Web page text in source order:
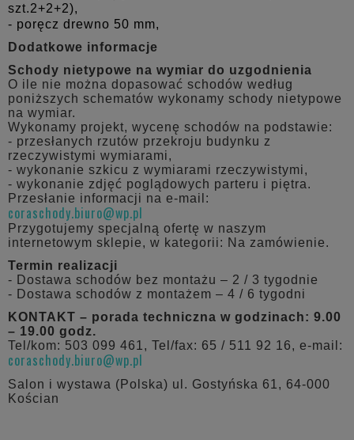
szt.2+2+2),
- poręcz drewno 50 mm,
Dodatkowe informacje
Schody nietypowe na wymiar do uzgodnienia
O ile nie można dopasować schodów według
poniższych schematów wykonamy schody nietypowe
na wymiar.
Wykonamy projekt, wycenę schodów na podstawie:
- przesłanych rzutów przekroju budynku z
rzeczywistymi wymiarami,
- wykonanie szkicu z wymiarami rzeczywistymi,
- wykonanie zdjęć poglądowych parteru i piętra.
Przesłanie informacji na e-mail:
coraschody.biuro@wp.pl
Przygotujemy specjalną ofertę w naszym
internetowym sklepie, w kategorii: Na zamówienie.
Termin realizacji
- Dostawa schodów bez montażu – 2 / 3 tygodnie
- Dostawa schodów z montażem – 4 / 6 tygodni
KONTAKT – porada techniczna w godzinach: 9.00
– 19.00 godz.
Tel/kom: 503 099 461, Tel/fax: 65 / 511 92 16, e-mail:
coraschody.biuro@wp.pl
Salon i wystawa (Polska) ul. Gostyńska 61, 64-000
Kościan